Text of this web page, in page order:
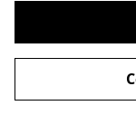
©2026